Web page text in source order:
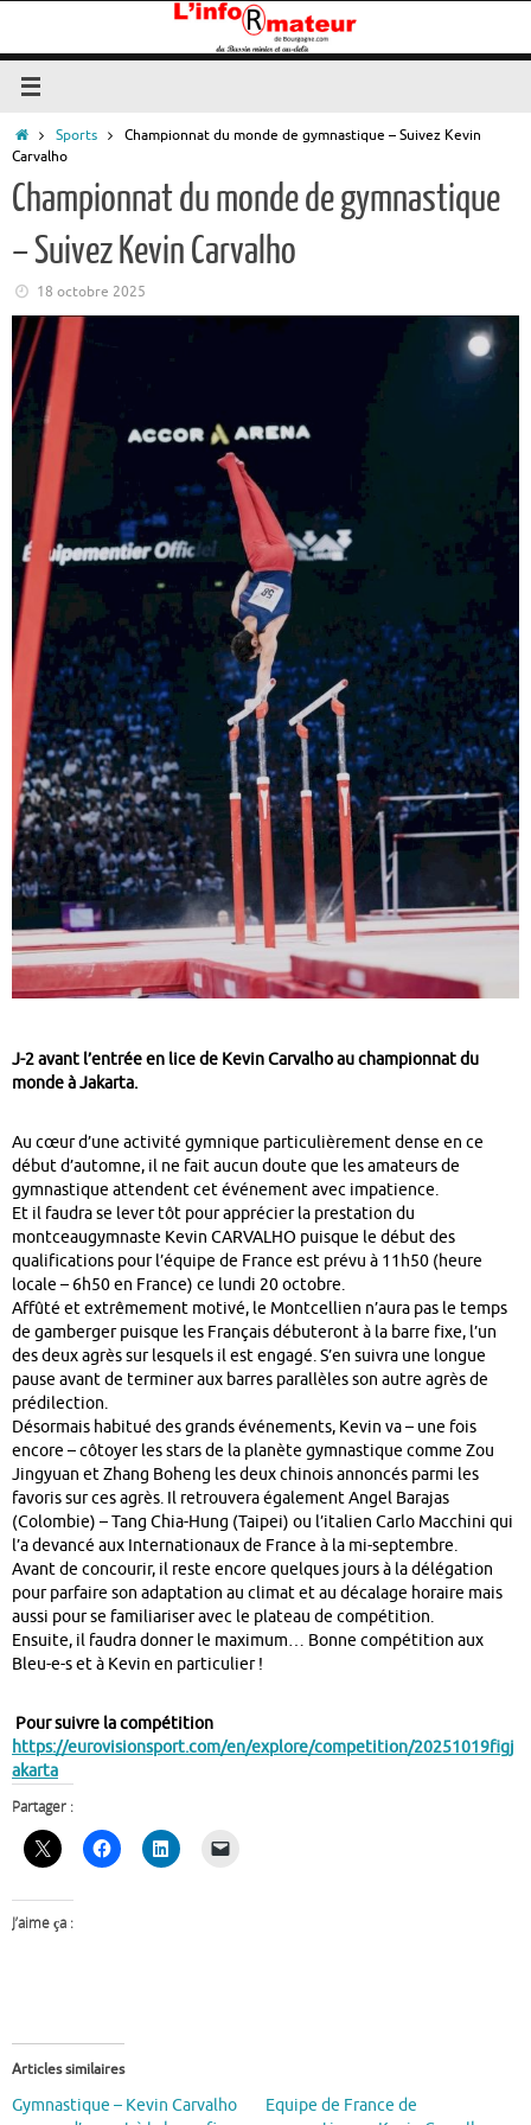
contenu
Accueil
Sports
Championnat du monde de gymnastique – Suivez Kevin
Carvalho
Championnat du monde de gymnastique
– Suivez Kevin Carvalho
18 octobre 2025
J-2 avant l’entrée en lice de Kevin Carvalho au championnat du
monde à Jakarta.
Au cœur d’une activité gymnique particulièrement dense en ce
début d’automne, il ne fait aucun doute que les amateurs de
gymnastique attendent cet événement avec impatience.
Et il faudra se lever tôt pour apprécier la prestation du
montceaugymnaste Kevin CARVALHO puisque le début des
qualifications pour l’équipe de France est prévu à 11h50 (heure
locale – 6h50 en France) ce lundi 20 octobre.
Affûté et extrêmement motivé, le Montcellien n’aura pas le temps
de gamberger puisque les Français débuteront à la barre fixe, l’un
des deux agrès sur lesquels il est engagé. S’en suivra une longue
pause avant de terminer aux barres parallèles son autre agrès de
prédilection.
Désormais habitué des grands événements, Kevin va – une fois
encore – côtoyer les stars de la planète gymnastique comme Zou
Jingyuan et Zhang Boheng les deux chinois annoncés parmi les
favoris sur ces agrès. Il retrouvera également Angel Barajas
(Colombie) – Tang Chia-Hung (Taipei) ou l’italien Carlo Macchini qui
l’a devancé aux Internationaux de France à la mi-septembre.
Avant de concourir, il reste encore quelques jours à la délégation
pour parfaire son adaptation au climat et au décalage horaire mais
aussi pour se familiariser avec le plateau de compétition.
Ensuite, il faudra donner le maximum… Bonne compétition aux
Bleu-e-s et à Kevin en particulier !
Pour suivre la compétition
https://eurovisionsport.com/en/explore/competition/20251019figj
akarta
Partager :
J’aime ça :
Articles similaires
Gymnastique – Kevin Carvalho
Equipe de France de